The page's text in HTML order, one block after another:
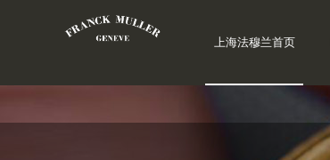
上海法穆兰首页